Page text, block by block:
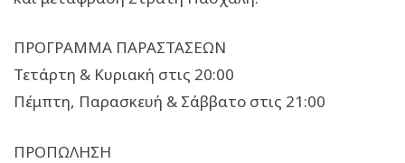
ΠΡΟΓΡΑΜΜΑ ΠΑΡΑΣΤΑΣΕΩΝ
Τετάρτη & Κυριακή στις 20:00
Πέμπτη, Παρασκευή & Σάββατο στις 21:00
ΠΡΟΠΩΛΗΣΗ